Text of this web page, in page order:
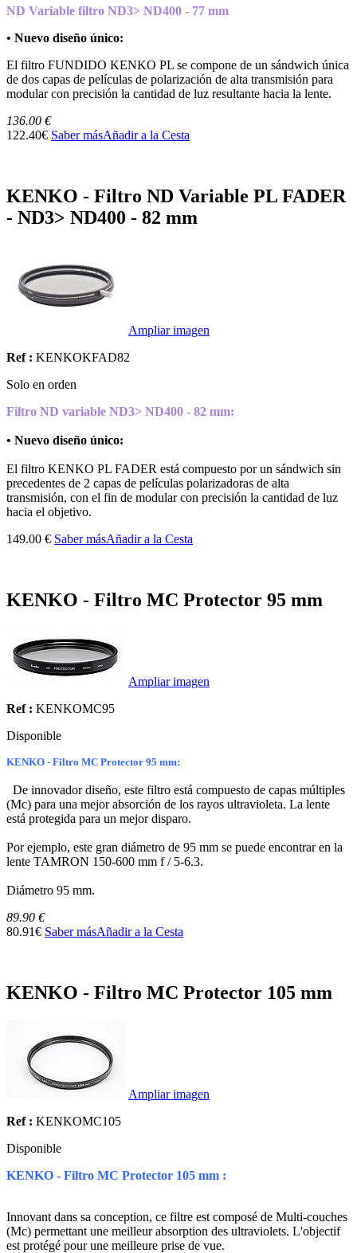
ND Variable filtro ND3> ND400 - 77 mm
• Nuevo diseño único:
El filtro FUNDIDO KENKO PL se compone de un sándwich única
de dos capas de películas de polarización de alta transmisión para
modular con precisión la cantidad de luz resultante hacia la lente.
136.00 €
122.40€ Saber másAñadir a la Cesta
KENKO - Filtro ND Variable PL FADER
- ND3> ND400 - 82 mm
Ampliar imagen
Ref : KENKOKFAD82
Solo en orden
Filtro ND variable ND3> ND400 - 82 mm:
• Nuevo diseño único:
El filtro KENKO PL FADER está compuesto por un sándwich sin
precedentes de 2 capas de películas polarizadoras de alta
transmisión, con el fin de modular con precisión la cantidad de luz
hacia el objetivo.
149.00 € Saber másAñadir a la Cesta
KENKO - Filtro MC Protector 95 mm
Ampliar imagen
Ref : KENKOMC95
Disponible
KENKO - Filtro MC Protector 95 mm:
De innovador diseño, este filtro está compuesto de capas múltiples
(Mc) para una mejor absorción de los rayos ultravioleta. La lente
está protegida para un mejor disparo.
Por ejemplo, este gran diámetro de 95 mm se puede encontrar en la
lente TAMRON 150-600 mm f / 5-6.3.
Diámetro 95 mm.
89.90 €
80.91€ Saber másAñadir a la Cesta
KENKO - Filtro MC Protector 105 mm
Ampliar imagen
Ref : KENKOMC105
Disponible
KENKO - Filtro MC Protector 105 mm :
Innovant dans sa conception, ce filtre est composé de Multi-couches
(Mc) permettant une meilleur absorption des ultraviolets. L'objectif
est protégé pour une meilleure prise de vue.